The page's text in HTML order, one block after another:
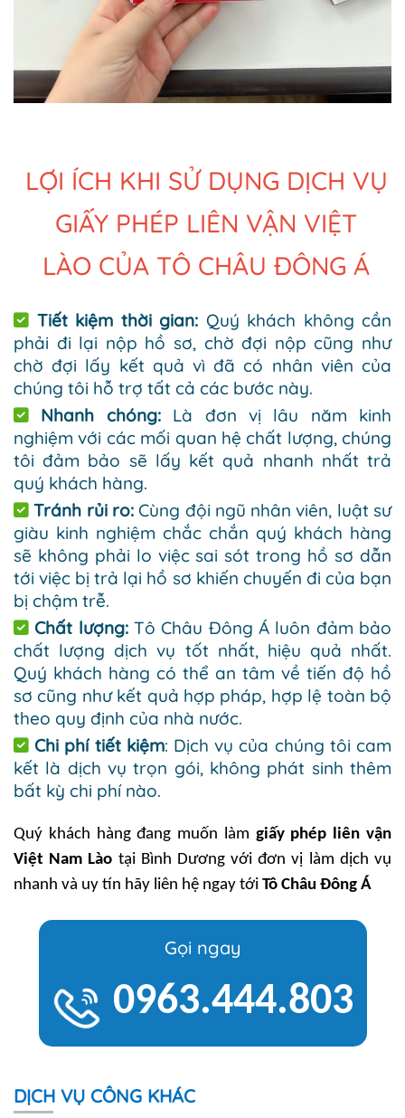
LỢI ÍCH KHI SỬ DỤNG DỊCH VỤ
GIẤY PHÉP LIÊN VẬN VIỆT
LÀO CỦA TÔ CHÂU ĐÔNG Á
Tiết kiệm thời gian: Quý khách không cần
phải đi lại nộp hồ sơ, chờ đợi nộp cũng như
chờ đợi lấy kết quả vì đã có nhân viên của
chúng tôi hỗ trợ tất cả các bước này.
Nhanh chóng:Là đơn vị lâu năm kinh
nghiệm với các mối quan hệ chất lượng, chúng
tôi đảm bảo sẽ lấy kết quả nhanh nhất trả
quý khách hàng.
Tránh rủi ro:Cùng đội ngũ nhân viên, luật sư
giàu kinh nghiệm chắc chắn quý khách hàng
sẽ không phải lo việc sai sót trong hồ sơ dẫn
tới việc bị trả lại hồ sơ khiến chuyến đi của bạn
bị chậm trễ.
Chất lượng:Tô Châu Đông Á luôn đảm bảo
chất lượng dịch vụ tốt nhất, hiệu quả nhất.
Quý khách hàng có thể an tâm về tiến độ hồ
sơ cũng như kết quả hợp pháp, hợp lệ toàn bộ
theo quy định của nhà nước.
Chi phí tiết kiệm: Dịch vụ của chúng tôi cam
kết là dịch vụ trọn gói, không phát sinh thêm
bất kỳ chi phí nào.
Quý khách hàng đang muốn làm giấy phép liên vận
Việt Nam Lào tại Bình Dương với đơn vị làm dịch vụ
nhanh và uy tín hãy liên hệ ngay tới Tô Châu Đông Á
Gọi ngay
0963.444.803
DỊCH VỤ CÔNG KHÁC